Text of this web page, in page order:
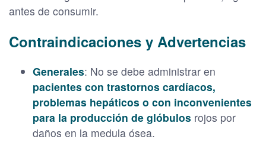
antes de consumir.
Contraindicaciones y Advertencias
Generales: No se debe administrar en
pacientes con trastornos cardíacos,
problemas hepáticos o con inconvenientes
para la producción de glóbulos rojos por
daños en la medula ósea.